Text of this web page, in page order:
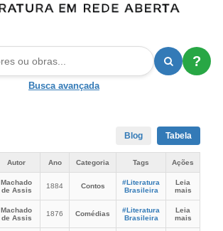
?
Busca avançada
Blog Tabela
Autor Ano Categoria Tags Ações
Machado
de Assis
1884 Contos
#Literatura
Brasileira
Leia
mais
Machado
de Assis
1876 Comédias
#Literatura
Brasileira
Leia
mais